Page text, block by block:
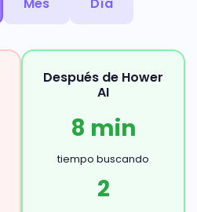
Después de Hower
AI
8 min
tiempo buscando
2